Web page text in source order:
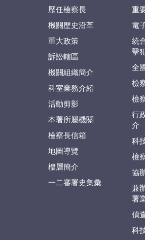
歷任檢察長
機關歷史沿革
重大政策
訴訟轄區
機關組織簡介
科室業務介紹
活動剪影
本署所屬機關
檢察長信箱
地圖導覽
樓層簡介
一二審署史集彙
重
電
統
擊
全
檢
檢
行
介
科
檢
協
兼
署
偵
科